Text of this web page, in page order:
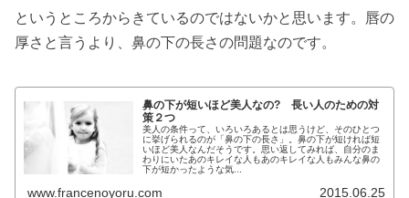
というところからきているのではないかと思います。唇の
厚さと言うより、鼻の下の長さの問題なのです。
鼻の下が短いほど美人なの? 長い人のための対
策２つ
美人の条件って、いろいろあるとは思うけど、そのひとつ
に挙げられるのが「鼻の下の長さ」。鼻の下が短ければ短
いほど美人なんだそうです。思い返してみれば、自分のま
わりにいたあのキレイな人もあのキレイな人もみんな鼻の
下が短かったような気...
www.francenoyoru.com 2015.06.25